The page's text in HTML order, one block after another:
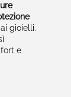
gioielli.
e